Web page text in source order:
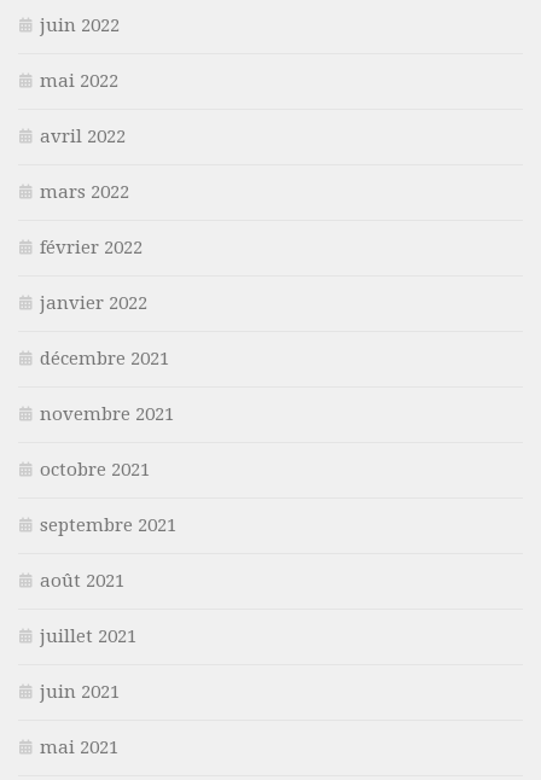
juin 2022
mai 2022
avril 2022
mars 2022
février 2022
janvier 2022
décembre 2021
novembre 2021
octobre 2021
septembre 2021
août 2021
juillet 2021
juin 2021
mai 2021